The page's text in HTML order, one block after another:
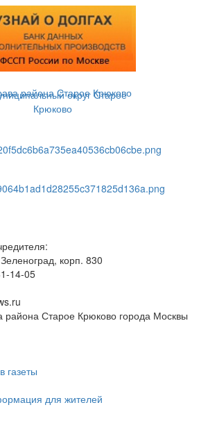
корп. 830
14-05
района Старое Крюково города Москвы
газеты
для жителей